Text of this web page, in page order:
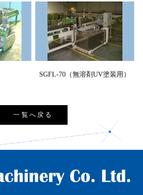
SGFL-70（無溶剤UV塗装用）
一覧へ戻る